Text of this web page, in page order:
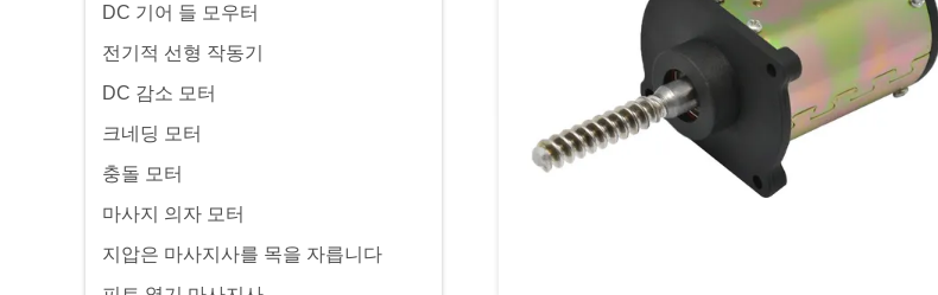
DC 기어 들 모우터
전기적 선형 작동기
DC 감소 모터
크네딩 모터
충돌 모터
마사지 의자 모터
지압은 마사지사를 목을 자릅니다